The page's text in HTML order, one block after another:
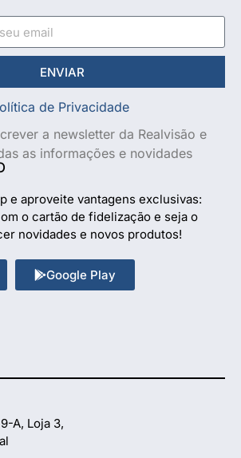
de Privacidade
a newsletter da Realvisão e
as informações e novidades
ENVIAR
e aproveite vantagens exclusivas:
o cartão de fidelização e seja o
novidades e novos produtos!
Google Play
A, Loja 3,